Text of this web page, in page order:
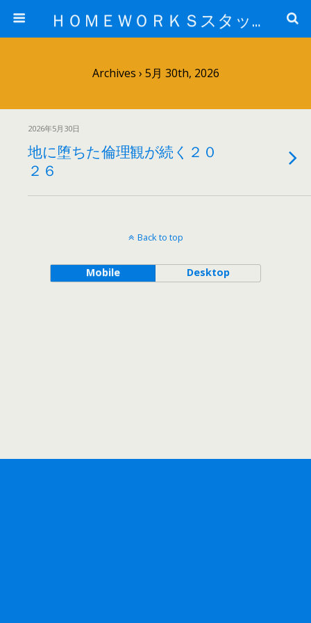
ＨＯＭＥＷＯＲＫＳスタッフ日記ブログ
Archives › 5月 30th, 2026
2026年5月30日
地に堕ちた倫理観が続く２０
２６
Back to top
Mobile Desktop